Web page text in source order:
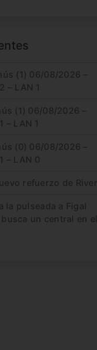
(1) 06/08/2026 –
– LAN 1
(1) 06/08/2026 –
– LAN 1
(0) 06/08/2026 –
– LAN 0
refuerzo de River
la pulseada a Figal
un central en el